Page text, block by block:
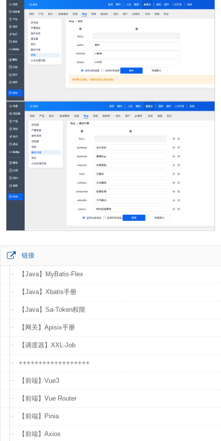
链接
【Java】MyBatis-Flex
【Java】Xbatis手册
【Java】Sa-Token权限
【网关】Apisix手册
【调度器】XXL-Job
++++++++++++++++++
【前端】Vue3
【前端】Vue Router
【前端】Pinia
【前端】Axios